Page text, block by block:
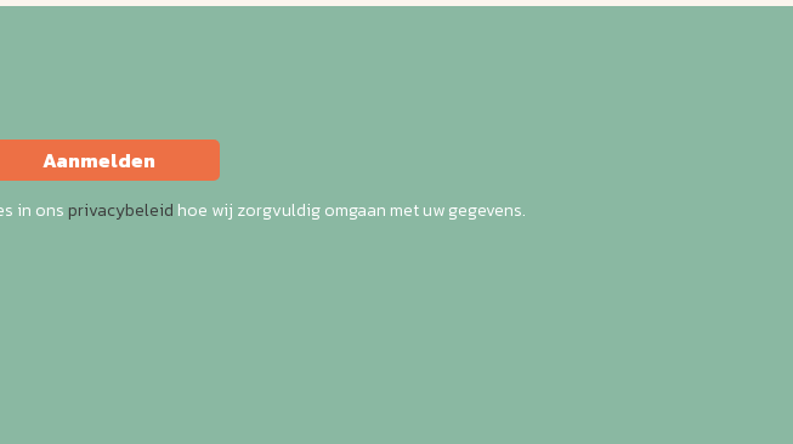
Aanmelden
in ons privacybeleid hoe wij zorgvuldig omgaan met uw gegevens.